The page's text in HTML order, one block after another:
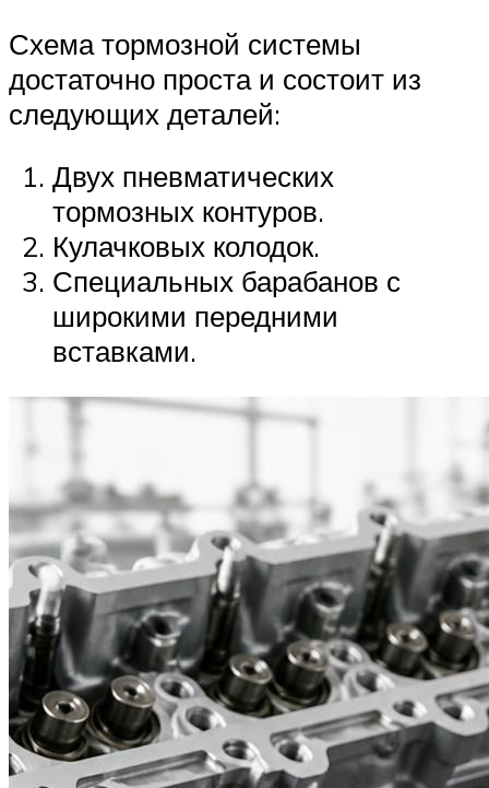
Схема тормозной системы
достаточно проста и состоит из
следующих деталей:
Двух пневматических
тормозных контуров.
Кулачковых колодок.
Специальных барабанов с
широкими передними
вставками.